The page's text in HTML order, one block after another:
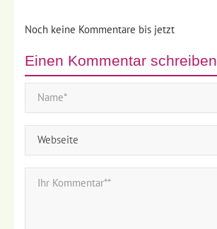
Noch keine Kommentare bis jetzt
Einen Kommentar schreiben